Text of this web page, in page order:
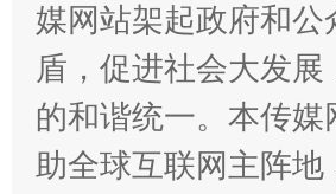
媒网站架起政府和
盾，促进社会大发
的和谐统一。本传
助全球互联网主阵